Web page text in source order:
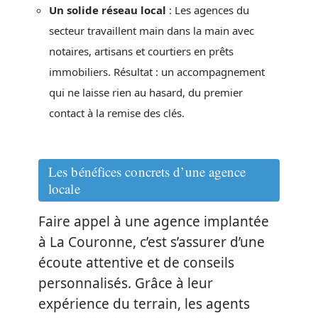
Un solide réseau local : Les agences du
secteur travaillent main dans la main avec
notaires, artisans et courtiers en prêts
immobiliers. Résultat : un accompagnement
qui ne laisse rien au hasard, du premier
contact à la remise des clés.
Les bénéfices concrets d’une agence
locale
Faire appel à une agence implantée
à La Couronne, c’est s’assurer d’une
écoute attentive et de conseils
personnalisés. Grâce à leur
expérience du terrain, les agents